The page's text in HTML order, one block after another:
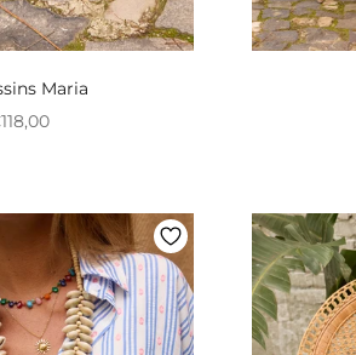
Maria
promocional